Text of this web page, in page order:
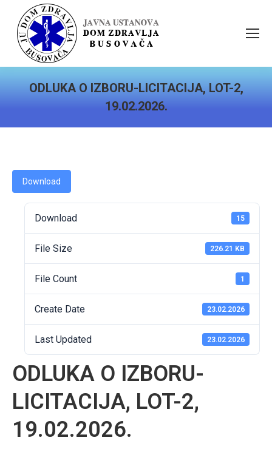
ODLUKA O IZBORU-LICITACIJA, LOT-2,
19.02.2026.
Download
Download 15
File Size 226.21 KB
File Count 1
Create Date 23.02.2026
Last Updated 23.02.2026
ODLUKA O IZBORU-
LICITACIJA, LOT-2,
19.02.2026.